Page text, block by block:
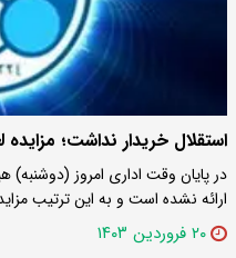
استقلال خریدار نداشت؛ مزایده
در پایان وقت اداری امروز (دوشنبه)
ارائه نشده است و به این ترتیب
۲۰ فروردین ۱۴۰۳